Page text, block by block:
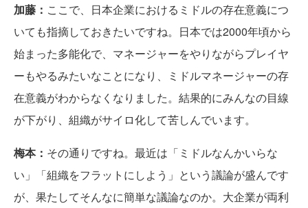
加藤： ここで、日本企業におけるミドルの存在意義につ
いても指摘しておきたいですね。日本では2000年頃から
始まった多能化で、マネージャーをやりながらプレイヤ
ーもやるみたいなことになり、ミドルマネージャーの存
在意義がわからなくなりました。結果的にみんなの目線
が下がり、組織がサイロ化して苦しんでいます。
梅本： その通りですね。最近は「ミドルなんかいらな
い」「組織をフラットにしよう」という議論が盛んです
が、果たしてそんなに簡単な議論なのか。大企業が両利